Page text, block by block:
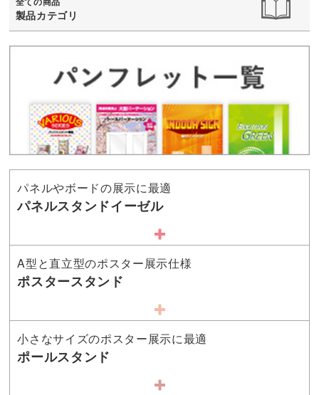
製品カテゴリ
パネルやボードの展示に最適
パネルスタンドイーゼル
A型と直立型のポスター展示仕様
ポスタースタンド
小さなサイズのポスター展示に最適
ポールスタンド